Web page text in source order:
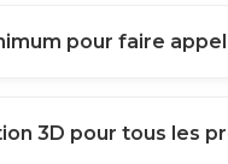
pour faire
3D pour tous les